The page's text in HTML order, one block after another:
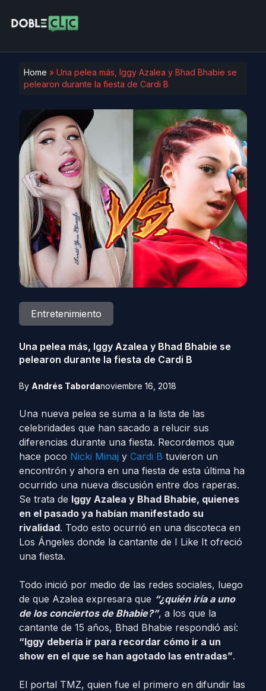
Home » Una pelea más, Iggy Azalea y Bhad Bhabie se
pelearon durante la fiesta de Cardi B
Entretenimiento
Una pelea más, Iggy Azalea y Bhad Bhabie se
pelearon durante la fiesta de Cardi B
By Andrés Tabordanoviembre 16, 2018
Una nueva pelea se suma a la lista de las
celebridades que han sacado a relucir sus
diferencias durante una fiesta. Recordemos que
hace poco Nicki Minaj y Cardi B tuvieron un
encontrón y ahora en una fiesta de esta última ha
ocurrido una nueva discusión entre dos raperas.
Se trata de Iggy Azalea y Bhad Bhabie, quienes
en el pasado ya habían manifestado su
rivalidad. Todo esto ocurrió en una discoteca en
Los Ángeles donde la cantante de I Like It ofreció
una fiesta.
Todo inició por medio de las redes sociales, luego
de que Azalea expresara que “¿quién iría a uno
de los conciertos de Bhabie?”, a los que la
cantante de 15 años, Bhad Bhabie respondió así:
“Iggy debería ir para recordar cómo ir a un
show en el que se han agotado las entradas”.
El portal TMZ, quien fue el primero en difundir las